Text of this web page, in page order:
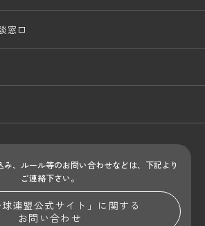
窓口
み、ルール等のお問い合わせなどは、下記より
ご連絡下さい。
球連盟公式サイト」に関する
お問い合わせ